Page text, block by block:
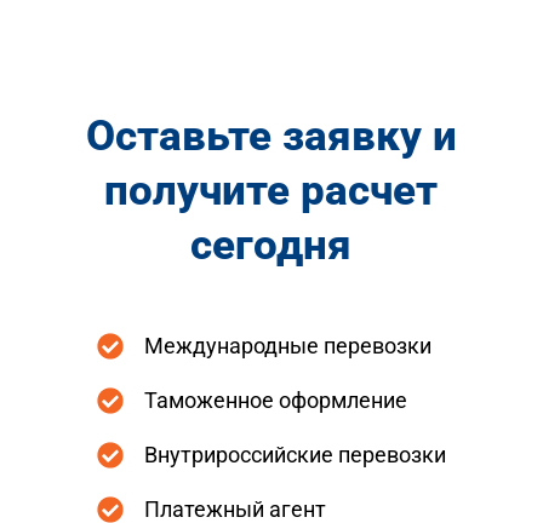
Оставьте заявку и
получите расчет
сегодня
Международные перевозки
Таможенное оформление
Внутрироссийские перевозки
Платежный агент